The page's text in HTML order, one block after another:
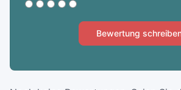
Bewertung